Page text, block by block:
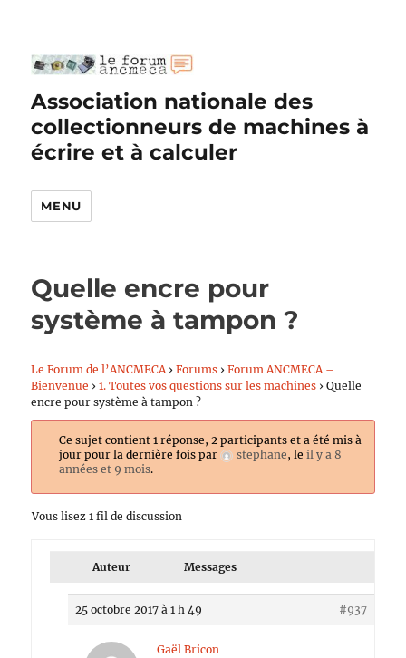
Association nationale des
collectionneurs de machines à
écrire et à calculer
MENU
Quelle encre pour
système à tampon ?
Le Forum de l’ANCMECA › Forums › Forum ANCMECA –
Bienvenue › 1. Toutes vos questions sur les machines › Quelle
encre pour système à tampon ?
Ce sujet contient 1 réponse, 2 participants et a été mis à
jour pour la dernière fois par
stephane, le il y a 8
années et 9 mois.
Vous lisez 1 fil de discussion
Auteur Messages
25 octobre 2017 à 1 h 49 #937
Gaël Bricon